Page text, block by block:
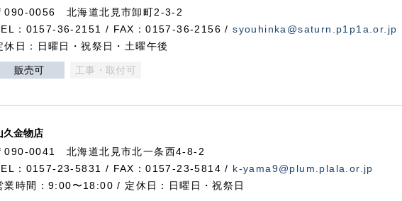
090-0056 北海道北見市卸町2-3-2
：0157-36-2151 / FAX：0157-36-2156 /syouhinka@saturn.p1p1a.or.jp
休日：日曜日・祝祭日・土曜午後
販売可 工事・取付可
久金物店
090-0041 北海道北見市北一条西4-8-2
：0157-23-5831 / FAX：0157-23-5814 / k-yama9@plum.plala.or.jp
業時間：9:00〜18:00 / 定休日：日曜日・祝祭日